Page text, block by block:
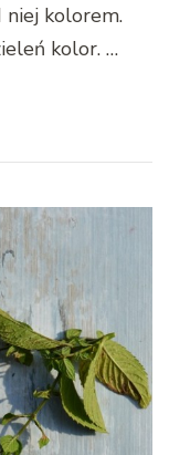
niej kolorem.
kolor. …